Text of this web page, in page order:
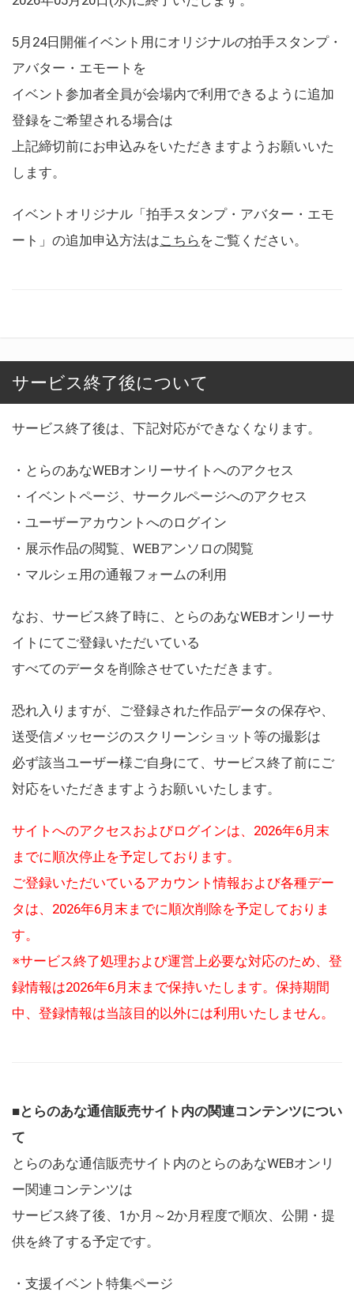
5月24日開催イベント用にオリジナルの拍手スタンプ・
アバター・エモートを
イベント参加者全員が会場内で利用できるように追加
登録をご希望される場合は
上記締切前にお申込みをいただきますようお願いいた
します。
イベントオリジナル「拍手スタンプ・アバター・エモ
ート」の追加申込方法はこちら をご覧ください。
サービス終了後について
サービス終了後は、下記対応ができなくなります。
・とらのあなWEBオンリーサイトへのアクセス
・イベントページ、サークルページへのアクセス
・ユーザーアカウントへのログイン
・展示作品の閲覧、WEBアンソロの閲覧
・マルシェ用の通報フォームの利用
なお、サービス終了時に、とらのあなWEBオンリーサ
イトにてご登録いただいている
すべてのデータを削除させていただきます。
恐れ入りますが、ご登録された作品データの保存や、
送受信メッセージのスクリーンショット等の撮影は
必ず該当ユーザー様ご自身にて、サービス終了前にご
対応をいただきますようお願いいたします。
サイトへのアクセスおよびログインは、2026年6月末
までに順次停止を予定しております。
ご登録いただいているアカウント情報および各種デー
タは、2026年6月末までに順次削除を予定しておりま
す。
※サービス終了処理および運営上必要な対応のため、登
録情報は2026年6月末まで保持いたします。保持期間
中、登録情報は当該目的以外には利用いたしません。
■とらのあな通信販売サイト内の関連コンテンツについ
て
とらのあな通信販売サイト内のとらのあなWEBオンリ
ー関連コンテンツは
サービス終了後、1か月～2か月程度で順次、公開・提
供を終了する予定です。
・支援イベント特集ページ